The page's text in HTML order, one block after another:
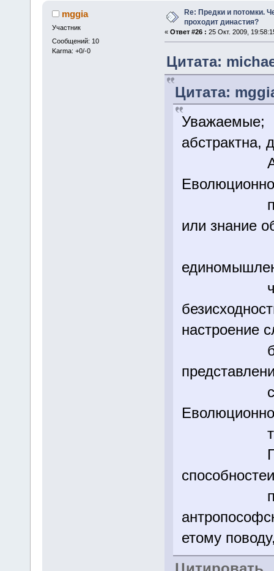
mggia
Участник
Сообщений: 10
Karma: +0/-0
Re: Предки и потомки.
проходит династия?
« Ответ #26 : 25 Окт. 2009,
Цитата:
Цитата:
Уважаемые;
абстрактна,
А я
или знание
настроение
бости от
Понятно
прос
етому